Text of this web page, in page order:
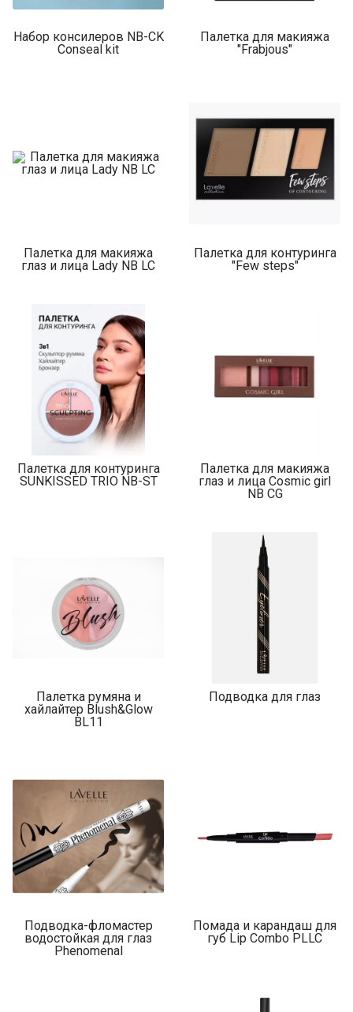
Набор консилеров NB-CK
Conseal kit
Палетка для макияжа
"Frabjous"
Палетка для макияжа
глаз и лица Lady NB LC
Палетка для контуринга
"Few steps"
Палетка для контуринга
SUNKISSED TRIO NB-ST
Палетка для макияжа
глаз и лица Cosmic girl
NB CG
Палетка румяна и
хайлайтер Blush&Glow
BL11
Подводка для глаз
Подводка-фломастер
водостойкая для глаз
Phenomenal
Помада и карандаш для
губ Lip Combo PLLC